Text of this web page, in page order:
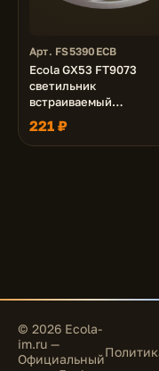
Арт. FS5390ECB
Ecola GX53 FT9073
светильник
встраиваемый
поворотный сатин-
40x120
221 ₽
© 2026 Ecola-
im.ru —
Официальный